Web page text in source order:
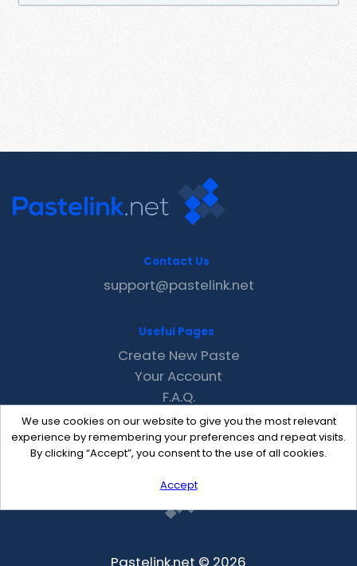
We use cookies on our website to give you the most relevant
experience by remembering your preferences and repeat visits.
By clicking “Accept”, you consent to the use of all cookies.
Accept
Contact Us
support@pastelink.net
Useful Pages
Create New Paste
Your Account
F.A.Q.
Recent
Contact
Pastelink.net © 2026